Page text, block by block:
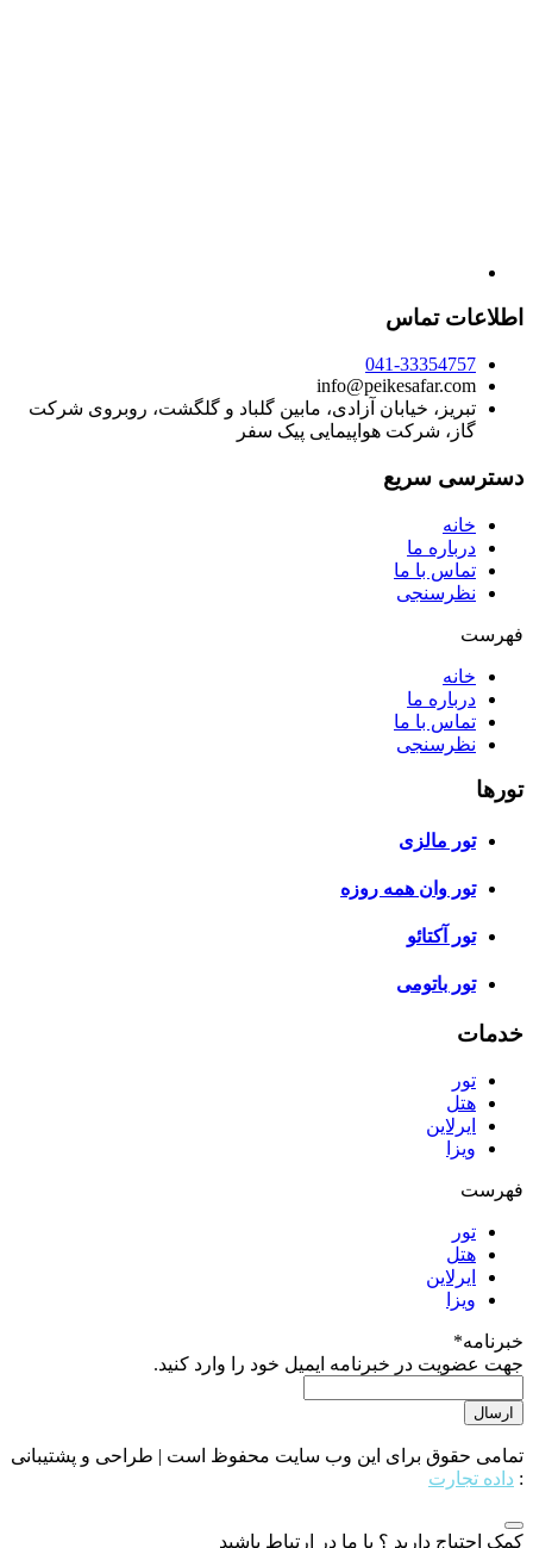
اطلاعات تماس
041-33354757
info@peikesafar.com
تبریز، خیابان آزادی، مابین گلباد و گلگشت، روبروی شرکت
گاز، شرکت هواپیمایی پیک سفر
دسترسی سریع
خانه
درباره ما
تماس با ما
نظرسنجی
فهرست
خانه
درباره ما
تماس با ما
نظرسنجی
تورها
تور مالزی
تور وان همه روزه
تور آکتائو
تور باتومی
خدمات
تور
هتل
ایرلاین
ویزا
فهرست
تور
هتل
ایرلاین
ویزا
خبرنامه*
جهت عضویت در خبرنامه ایمیل خود را وارد کنید.
تمامی حقوق برای این وب سایت محفوظ است | طراحی و پشتیبانی
: داده تجارت
کمک احتیاج دارید ؟ با ما در ارتباط باشید